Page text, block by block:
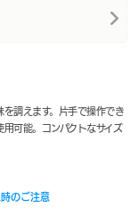
調えます。片手で操作でき
可能。コンパクトなサイズ
のご注意